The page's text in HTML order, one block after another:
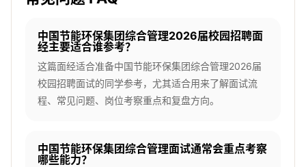
中国节能环保集团综合管理2026届校园招聘面
经主要适合谁参考？
这篇面经适合准备中国节能环保集团综合管理2026届
校园招聘面试的同学参考，尤其适合用来了解面试流
程、常见问题、岗位考察重点和复盘方向。
中国节能环保集团综合管理面试通常会重点考察
哪些能力？